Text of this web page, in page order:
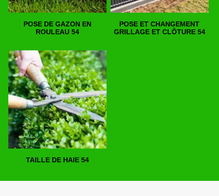
POSE DE GAZON EN
ROULEAU 54
POSE ET CHANGEMENT
GRILLAGE ET CLÔTURE 54
TAILLE DE HAIE 54